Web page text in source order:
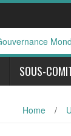
SOUS-
Home /